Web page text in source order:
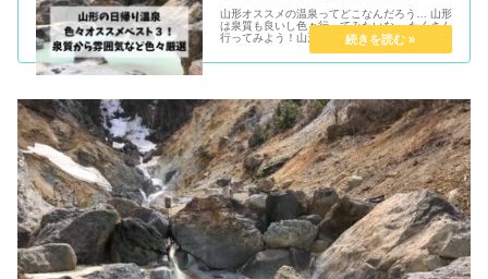
山形オススメの温泉ってどこなんだろう… 山形
は泉質も良いし色々行ってみたいな… たくさん
行ってみよう！山形は温泉が多く泉質も良く、
全市町村に温泉がある全国で唯一...